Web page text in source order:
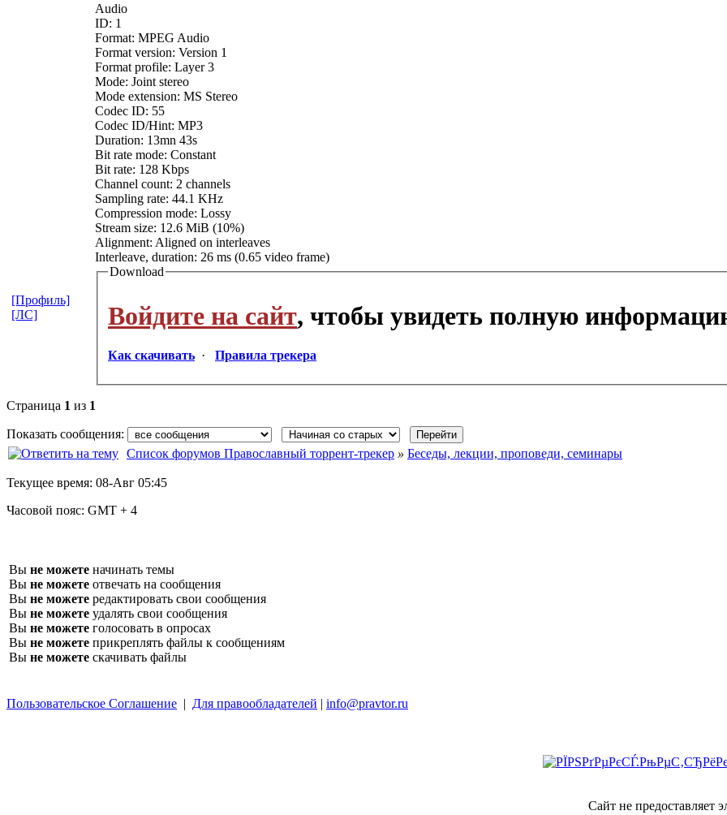
Audio
ID: 1
Format: MPEG Audio
Format version: Version 1
Format profile: Layer 3
Mode: Joint stereo
Mode extension: MS Stereo
Codec ID: 55
Codec ID/Hint: MP3
Duration: 13mn 43s
Bit rate mode: Constant
Bit rate: 128 Kbps
Channel count: 2 channels
Sampling rate: 44.1 KHz
Compression mode: Lossy
Stream size: 12.6 MiB (10%)
Alignment: Aligned on interleaves
Interleave, duration: 26 ms (0.65 video frame)
Download
Войдите на сайт, чтобы увидеть полную
Как скачивать · Правила трекера
[Профиль]
[ЛС]
Страница 1 из 1
Показать сообщения:
Список форумов Православный торрент-трекер » Беседы, лекции, проповеди, семинары
Текущее время: 08-Авг 05:45
Часовой пояс: GMT + 4
Вы не можете начинать темы
Вы не можете отвечать на сообщения
Вы не можете редактировать свои сообщения
Вы не можете удалять свои сообщения
Вы не можете голосовать в опросах
Вы не можете прикреплять файлы к сообщениям
Вы не можете скачивать файлы
Пользовательское Соглашение | Для правообладателей | info@pravtor.ru
Сайт не предоставляет